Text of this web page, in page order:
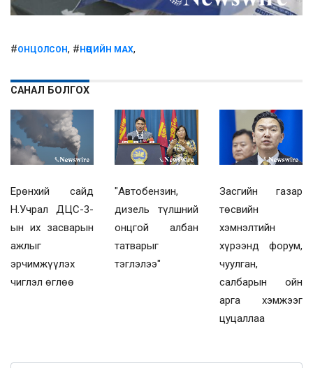
#ОНЦОЛСОН, #НӨӨЦИЙН МАХ,
САНАЛ БОЛГОХ
Ерөнхий сайд
Н.Учрал ДЦС-3-
ын их засварын
ажлыг
эрчимжүүлэх
чиглэл өглөө
"Автобензин,
дизель түлшний
онцгой албан
татварыг
тэглэлээ"
Засгийн газар
төсвийн
хэмнэлтийн
хүрээнд форум,
чуулган,
салбарын ойн
арга хэмжээг
цуцаллаа